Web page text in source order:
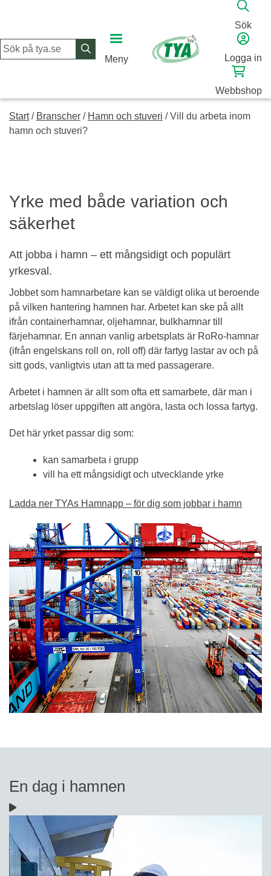
Meny
Sök
Logga in
Webbshop
Start/ Branscher / Hamn och stuveri /Vill du arbeta inom
hamn och stuveri?
Yrke med både variation och
säkerhet
Att jobba i hamn – ett mångsidigt och populärt
yrkesval.
Jobbet som hamnarbetare kan se väldigt olika ut beroende
på vilken hantering hamnen har. Arbetet kan ske på allt
ifrån containerhamnar, oljehamnar, bulkhamnar till
färjehamnar. En annan vanlig arbetsplats är RoRo-hamnar
(ifrån engelskans roll on, roll off) där fartyg lastar av och på
sitt gods, vanligtvis utan att ta med passagerare.
Arbetet i hamnen är allt som ofta ett samarbete, där man i
arbetslag löser uppgiften att angöra, lasta och lossa fartyg.
Det här yrket passar dig som:
kan samarbeta i grupp
vill ha ett mångsidigt och utvecklande yrke
Ladda ner TYAs Hamnapp – för dig som jobbar i hamn
En dag i hamnen